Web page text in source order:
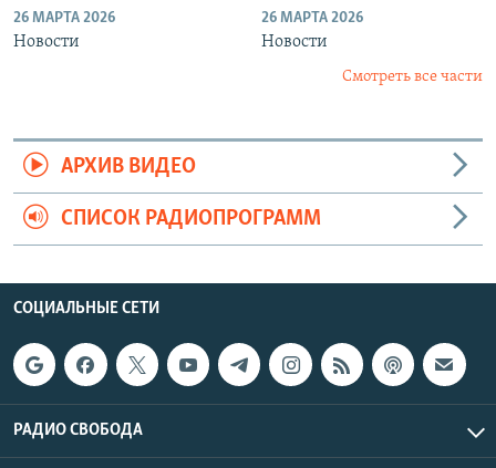
26 МАРТА 2026
Новости
26 МАРТА 2026
Новости
Смотреть все части
АРХИВ ВИДЕО
СПИСОК РАДИОПРОГРАММ
СОЦИАЛЬНЫЕ СЕТИ
РАДИО СВОБОДА